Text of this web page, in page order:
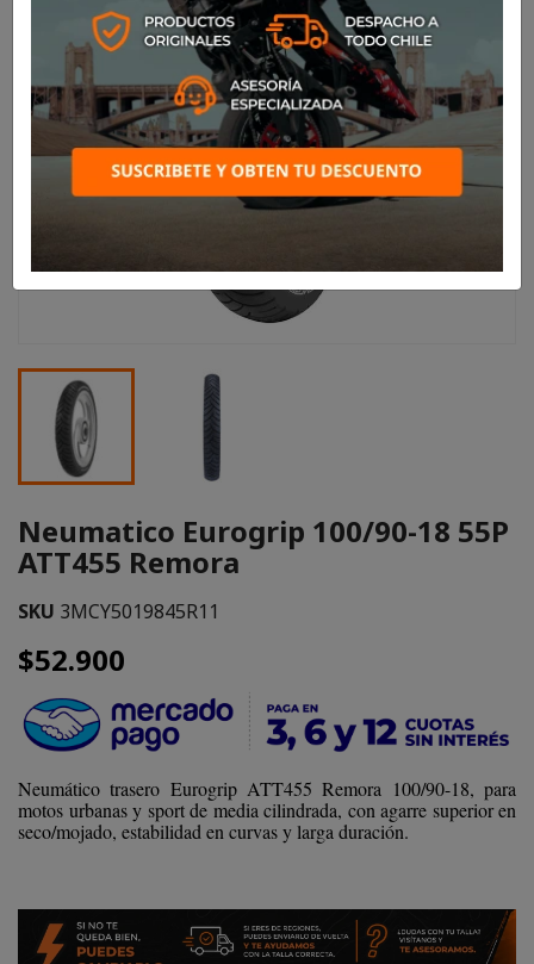
Neumatico Eurogrip 100/90-18 55P
ATT455 Remora
SKU 3MCY5019845R11
$52.900
Neumático trasero Eurogrip ATT455 Remora 100/90-18, para
motos urbanas y sport de media cilindrada, con agarre superior en
seco/mojado, estabilidad en curvas y larga duración.